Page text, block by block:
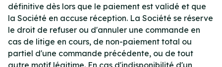
définitive dès lors que le paiement est validé et que
la Société en accuse réception. La Société se réserve
le droit de refuser ou d'annuler une commande en
cas de litige en cours, de non-paiement total ou
partiel d'une commande précédente, ou de tout
autre motif légitime. En cas d'indisponibilité d'un